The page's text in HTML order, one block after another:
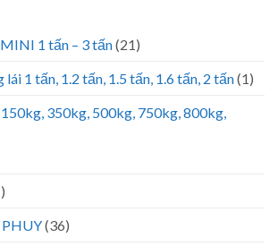
1 tấn – 3 tấn(21)
lái 1 tấn, 1.2 tấn, 1.5 tấn, 1.6 tấn, 2 tấn(1)
350kg, 500kg, 750kg, 800kg,
(36)